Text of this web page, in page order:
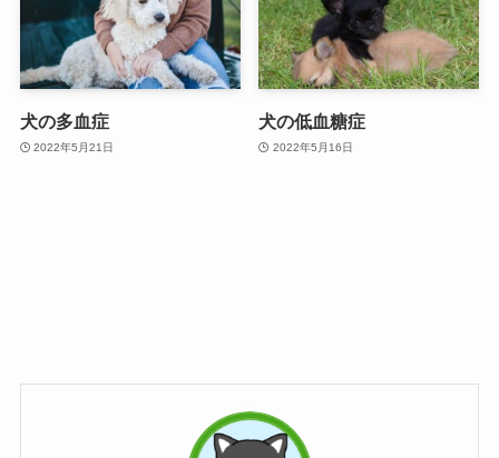
犬の多血症
2022年5月21日
犬の低血糖症
2022年5月16日